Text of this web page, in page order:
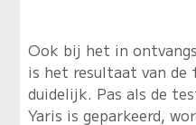
Ook bij het in
is het resultaat van
duidelijk. Pas als de
Yaris is geparkeerd,